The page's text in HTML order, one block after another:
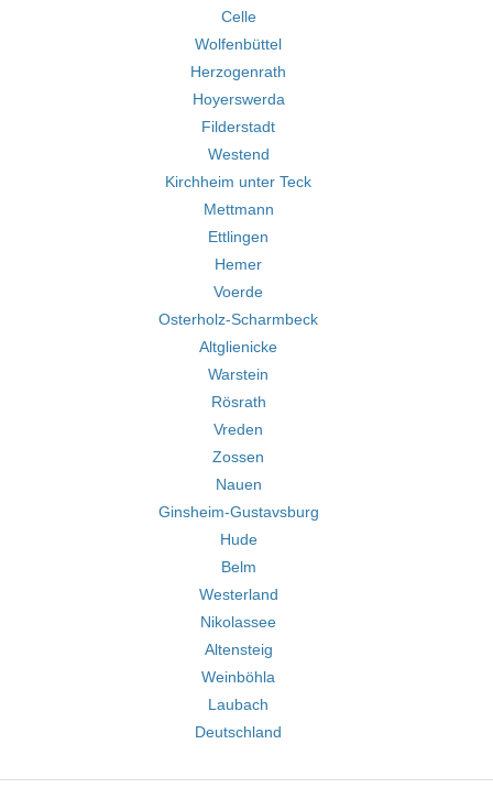
Celle
Wolfenbüttel
Herzogenrath
Hoyerswerda
Filderstadt
Westend
Kirchheim unter Teck
Mettmann
Ettlingen
Hemer
Voerde
Osterholz-Scharmbeck
Altglienicke
Warstein
Rösrath
Vreden
Zossen
Nauen
Ginsheim-Gustavsburg
Hude
Belm
Westerland
Nikolassee
Altensteig
Weinböhla
Laubach
Deutschland